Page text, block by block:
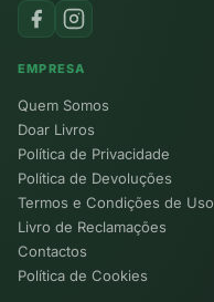
EMPRESA
Quem Somos
Doar Livros
Política de Privacidade
Política de Devoluções
Termos e Condições de Uso
Livro de Reclamações
Contactos
Política de Cookies